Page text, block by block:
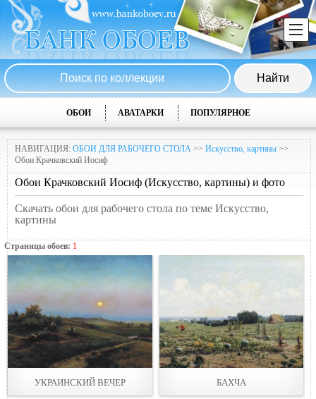
ОБОИ АВАТАРКИ ПОПУЛЯРНОЕ
НАВИГАЦИЯ: ОБОИ ДЛЯ РАБОЧЕГО СТОЛА >> Искусство, картины >>
Обои Крачковский Иосиф
Обои Крачковский Иосиф (Искусство, картины) и фото
Скачать обои для рабочего стола по теме Искусство,
картины
Страницы обоев: 1
УКРАИНСКИЙ ВЕЧЕР БАХЧА